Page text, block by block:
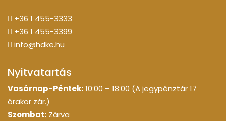
+36 1 455-3333
+36 1 455-3399
info@hdke.hu
Nyitvatartás
Vasárnap-Péntek:10:00 – 18:00 (A jegypénztár 17
órakor zár.)
Szombat: Zárva